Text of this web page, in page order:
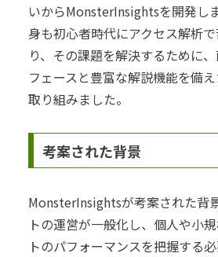
いからMonsterInsightsを開発し
身も初心者時代にアクセス解析
り、その課題を解決するために
フェースと豊富な解説機能を備
取り組みました。
考案された背景
MonsterInsightsが考案された背
トの運営が一般化し、個人や小
トのパフォーマンスを把握する